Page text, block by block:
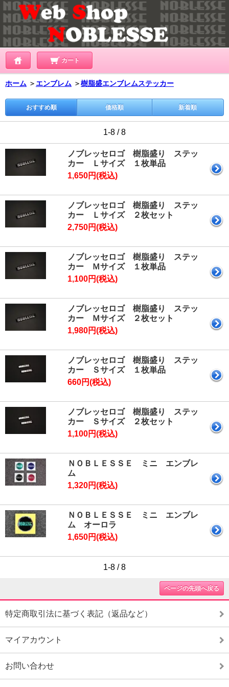
カート
ホーム ＞ エンブレム ＞樹脂盛エンブレムステッカー
おすすめ順 価格順 新着順
1-8 / 8
ノブレッセロゴ 樹脂盛り ステッ
カー Ｌサイズ １枚単品
1,650円(税込)
ノブレッセロゴ 樹脂盛り ステッ
カー Ｌサイズ ２枚セット
2,750円(税込)
ノブレッセロゴ 樹脂盛り ステッ
カー Ｍサイズ １枚単品
1,100円(税込)
ノブレッセロゴ 樹脂盛り ステッ
カー Ｍサイズ ２枚セット
1,980円(税込)
ノブレッセロゴ 樹脂盛り ステッ
カー Ｓサイズ １枚単品
660円(税込)
ノブレッセロゴ 樹脂盛り ステッ
カー Ｓサイズ ２枚セット
1,100円(税込)
ＮＯＢＬＥＳＳＥ ミニ エンブレ
ム
1,320円(税込)
ＮＯＢＬＥＳＳＥ ミニ エンブレ
ム オーロラ
1,650円(税込)
1-8 / 8
ページの先頭へ戻る
特定商取引法に基づく表記（返品など）
マイアカウント
お問い合わせ